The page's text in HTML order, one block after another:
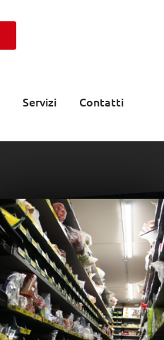
Servizi Contatti